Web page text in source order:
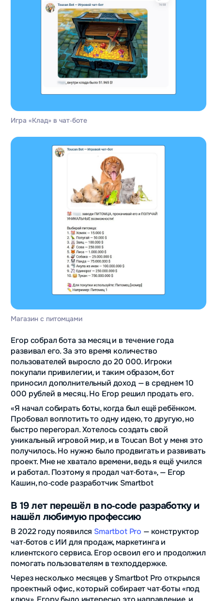
Игра «Клад» в чат‑боте
Магазин с питомцами
Егор собрал бота за месяц и в течение года
развивал его. За это время количество
пользователей выросло до 20 000. Игроки
покупали привилегии, и таким образом, бот
приносил дополнительный доход — в среднем 10
000 рублей в месяц. Но Егор решил продать его.
«Я начал собирать боты, когда был ещё ребёнком.
Пробовал воплотить то одну идею, то другую, но
быстро перегорал. Хотелось создать свой
уникальный игровой мир, и в Toucan Bot у меня это
получилось. Но нужно было продвигать и развивать
проект. Мне не хватало времени, ведь я ещё учился
и работал. Поэтому я продал чат‑бота», — Егор
Кашин, no‑code разработчик Smartbot
В 19 лет перешёл в no‑code разработку и
нашёл любимую профессию
В 2022 году появился Smartbot Pro — конструктор
чат‑ботов с ИИ для продаж, маркетинга и
клиентского сервиса. Егор освоил его и продолжил
помогать пользователям в техподдержке.
Через несколько месяцев у Smartbot Pro открылся
проектный офис, который собирает чат‑боты «под